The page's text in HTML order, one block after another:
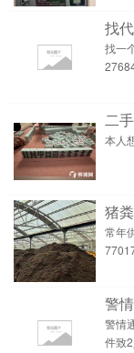
找
找一
二
本人
猪
常年
警
警情
件致